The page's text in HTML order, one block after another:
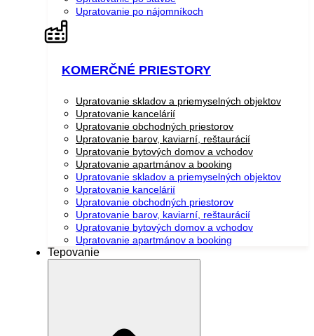
Upratovanie po nájomníkoch
KOMERČNÉ PRIESTORY
Upratovanie skladov a priemyselných objektov
Upratovanie kancelárií
Upratovanie obchodných priestorov
Upratovanie barov, kaviarní, reštaurácií
Upratovanie bytových domov a vchodov
Upratovanie apartmánov a booking
Upratovanie skladov a priemyselných objektov
Upratovanie kancelárií
Upratovanie obchodných priestorov
Upratovanie barov, kaviarní, reštaurácií
Upratovanie bytových domov a vchodov
Upratovanie apartmánov a booking
Tepovanie